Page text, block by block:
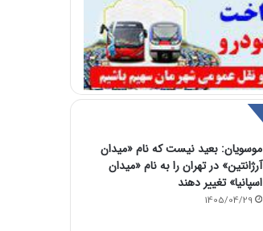
موسویان: بعید نیست که نام «میدان
آرژانتین» در تهران را به نام «میدان
اسپانیا» تغییر دهند
1405/04/29